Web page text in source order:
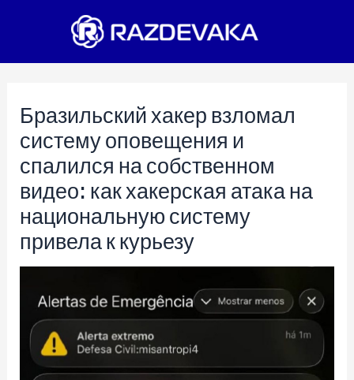
Бразильский хакер взломал
систему оповещения и
спалился на собственном
видео: как хакерская атака на
национальную систему
привела к курьезу